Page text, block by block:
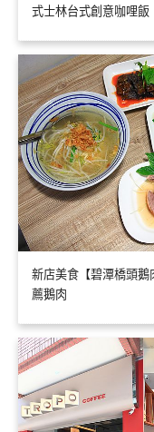
式士林台式創意咖哩飯
新店美食【碧潭橋頭
薦鵝肉